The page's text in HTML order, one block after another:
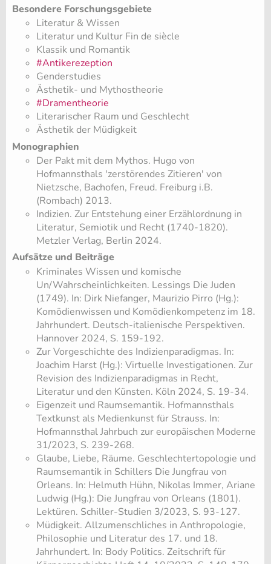
Besondere Forschungsgebiete
Literatur & Wissen
Literatur und Kultur Fin de siècle
Klassik und Romantik
#Antikerezeption
Genderstudies
Ästhetik- und Mythostheorie
#Dramentheorie
Literarischer Raum und Geschlecht
Ästhetik der Müdigkeit
Monographien
Der Pakt mit dem Mythos. Hugo von
Hofmannsthals 'zerstörendes Zitieren' von
Nietzsche, Bachofen, Freud. Freiburg i.B.
(Rombach) 2013.
Indizien. Zur Entstehung einer Erzählordnung in
Literatur, Semiotik und Recht (1740-1820).
Metzler Verlag, Berlin 2024.
Aufsätze und Beiträge
Kriminales Wissen und komische
Un/Wahrscheinlichkeiten. Lessings Die Juden
(1749). In: Dirk Niefanger, Maurizio Pirro (Hg.):
Komödienwissen und Komödienkompetenz im 18.
Jahrhundert. Deutsch-italienische Perspektiven.
Hannover 2024, S. 159-192.
Zur Vorgeschichte des Indizienparadigmas. In:
Joachim Harst (Hg.): Virtuelle Investigationen. Zur
Revision des Indizienparadigmas in Recht,
Literatur und den Künsten. Köln 2024, S. 19-34.
​Eigenzeit und Raumsemantik. Hofmannsthals
Textkunst als Medienkunst für Strauss. In:
Hofmannsthal Jahrbuch zur europäischen Moderne
31/2023, S. 239-268.
Glaube, Liebe, Räume. Geschlechtertopologie und
Raumsemantik in Schillers Die Jungfrau von
Orleans. In: Helmuth Hühn, Nikolas Immer, Ariane
Ludwig (Hg.): Die Jungfrau von Orleans (1801).
Lektüren. Schiller-Studien 3/2023, S. 93-127.
Müdigkeit. Allzumenschliches in Anthropologie,
Philosophie und Literatur des 17. und 18.
Jahrhundert. In: Body Politics. Zeitschrift für